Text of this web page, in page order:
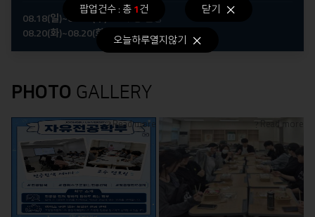
팝업건수 : 총1건
닫기
오늘하루열지않기
08.18(일)~08.21(수)
수강 신청
08.20(화)~08.20(화)
후기 학위수여식
PHOTO GALLERY
Read more Read more